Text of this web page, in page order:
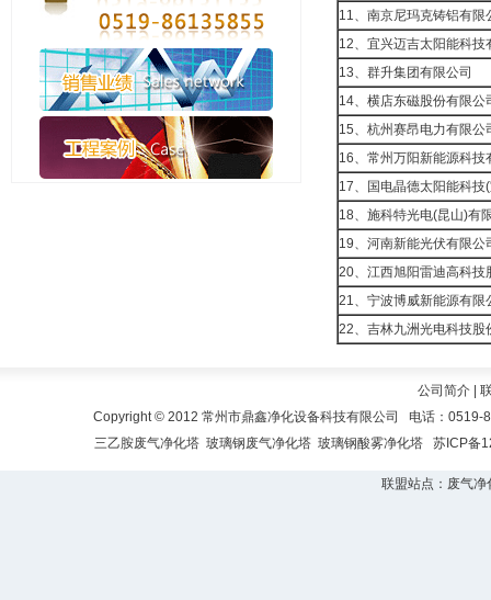
11、南京尼玛克铸铝有限
12、宜兴迈吉太阳能科技
13、群升集团有限公司
14、横店东磁股份有限公
15、杭州赛昂电力有限公
16、常州万阳新能源科技
17、国电晶德太阳能科技
18、施科特光电(昆山)有
19、河南新能光伏有限公
20、江西旭阳雷迪高科技
21、宁波博威新能源有限
22、吉林九洲光电科技股
公司简介|
Copyright © 2012 常州市鼎鑫净化设备科技有限公司 电话：
三乙胺废气净化塔 玻璃钢废气净化塔 玻璃钢酸雾净化塔 苏ICP备
联盟站点： 废气净